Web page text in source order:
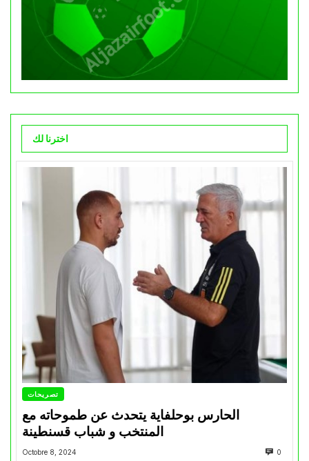
اخترنا لك
تصريحات
الحارس بوحلفاية يتحدث عن طموحاته مع
المنتخب و شباب قسنطينة
Octobre 8, 2024 0